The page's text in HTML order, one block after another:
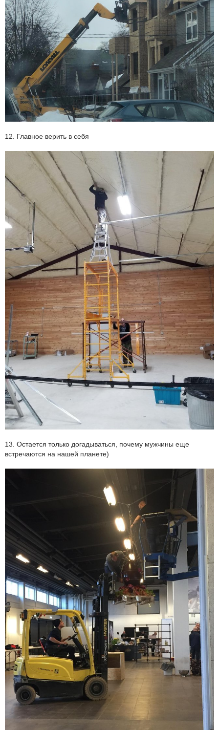
12. Главное верить в себя
13. Остается только догадываться, почему мужчины еще
встречаются на нашей планете)